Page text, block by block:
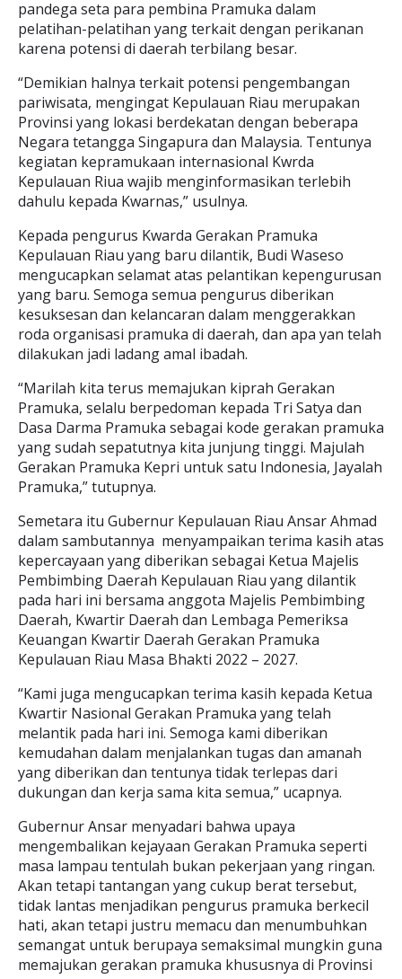
pandega seta para pembina Pramuka dalam
pelatihan-pelatihan yang terkait dengan perikanan
karena potensi di daerah terbilang besar.
“Demikian halnya terkait potensi pengembangan
pariwisata, mengingat Kepulauan Riau merupakan
Provinsi yang lokasi berdekatan dengan beberapa
Negara tetangga Singapura dan Malaysia. Tentunya
kegiatan kepramukaan internasional Kwrda
Kepulauan Riua wajib menginformasikan terlebih
dahulu kepada Kwarnas,” usulnya.
Kepada pengurus Kwarda Gerakan Pramuka
Kepulauan Riau yang baru dilantik, Budi Waseso
mengucapkan selamat atas pelantikan kepengurusan
yang baru. Semoga semua pengurus diberikan
kesuksesan dan kelancaran dalam menggerakkan
roda organisasi pramuka di daerah, dan apa yan telah
dilakukan jadi ladang amal ibadah.
“Marilah kita terus memajukan kiprah Gerakan
Pramuka, selalu berpedoman kepada Tri Satya dan
Dasa Darma Pramuka sebagai kode gerakan pramuka
yang sudah sepatutnya kita junjung tinggi. Majulah
Gerakan Pramuka Kepri untuk satu Indonesia, Jayalah
Pramuka,” tutupnya.
Semetara itu Gubernur Kepulauan Riau Ansar Ahmad
dalam sambutannya menyampaikan terima kasih atas
kepercayaan yang diberikan sebagai Ketua Majelis
Pembimbing Daerah Kepulauan Riau yang dilantik
pada hari ini bersama anggota Majelis Pembimbing
Daerah, Kwartir Daerah dan Lembaga Pemeriksa
Keuangan Kwartir Daerah Gerakan Pramuka
Kepulauan Riau Masa Bhakti 2022 – 2027.
“Kami juga mengucapkan terima kasih kepada Ketua
Kwartir Nasional Gerakan Pramuka yang telah
melantik pada hari ini. Semoga kami diberikan
kemudahan dalam menjalankan tugas dan amanah
yang diberikan dan tentunya tidak terlepas dari
dukungan dan kerja sama kita semua,” ucapnya.
Gubernur Ansar menyadari bahwa upaya
mengembalikan kejayaan Gerakan Pramuka seperti
masa lampau tentulah bukan pekerjaan yang ringan.
Akan tetapi tantangan yang cukup berat tersebut,
tidak lantas menjadikan pengurus pramuka berkecil
hati, akan tetapi justru memacu dan menumbuhkan
semangat untuk berupaya semaksimal mungkin guna
memajukan gerakan pramuka khususnya di Provinsi